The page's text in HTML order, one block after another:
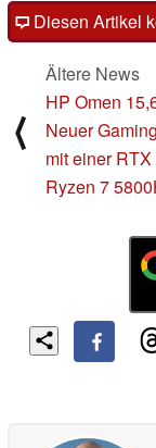
Diesen Artikel
⟨
Ältere News
HP Omen
Neuer
mit einer
Ryzen 7